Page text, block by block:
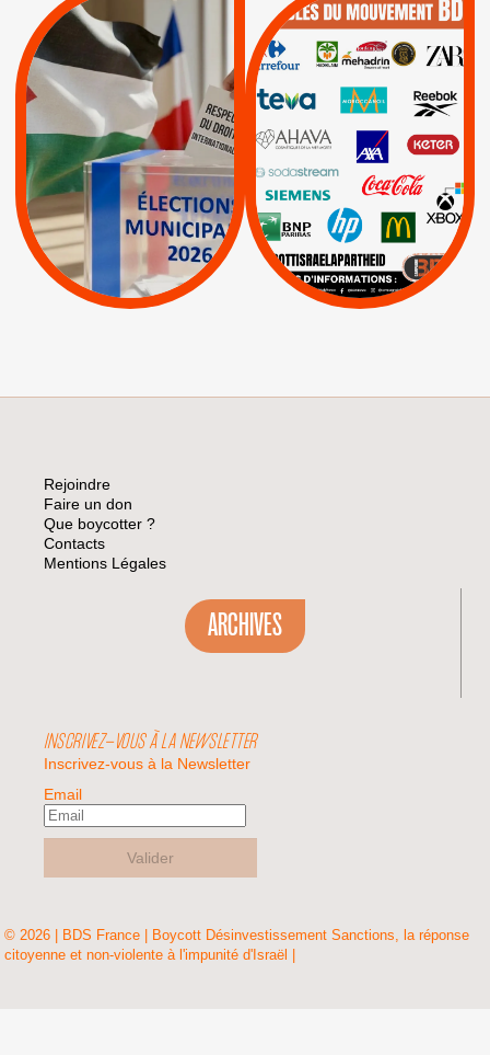
MUNICIPALES 2026 :
JE VOTE POUR LE
RESPECT DU DROIT
INTERNATIONAL EN
PALESTINE
APPELS | Actus |
Espaces Sans
Apartheid
| Lettres d'interpellation
Pétitions
QUE BOYCOTTER ?
BOYCOTT /
AXA BNP | CAF |
Carrefour | HP |
Keter |
Livres et brochures |
Mehadrin | PUMA
Sodastream |
Visuels, tracts,
affiches,...
Rejoindre
Faire un don
Que boycotter ?
Contacts
Mentions Légales
ARCHIVES
INSCRIVEZ-VOUS À LA NEWSLETTER
Inscrivez-vous à la Newsletter
Email
Valider
© 2026 | BDS France | Boycott Désinvestissement Sanctions, la réponse
citoyenne et non-violente à l'impunité d'Israël |